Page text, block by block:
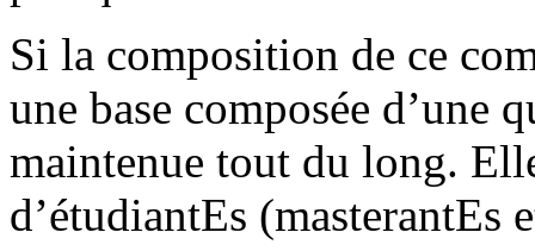
Si la composition de ce
une base composée d’une
maintenue tout du long.
d’étudiantEs (masterantEs